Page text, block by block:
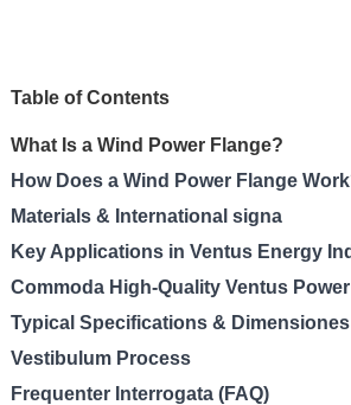
Table of Contents
What Is a Wind Power Flange?
How Does a Wind Power Flange
Materials & International signa
Key Applications in Ventus Energy
Commoda High-Quality Ventus
Typical Specifications & Dimensiones
Vestibulum Process
Frequenter Interrogata (FAQ)